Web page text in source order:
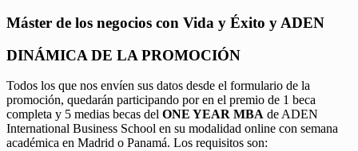
Máster de los negocios con Vida y Éxito y ADEN
DINÁMICA DE LA PROMOCIÓN
Todos los que nos envíen sus datos desde el formulario de la
promoción, quedarán participando por en el premio de 1 beca
completa y 5 medias becas del ONE YEAR MBA de ADEN
International Business School en su modalidad online con semana
académica en Madrid o Panamá. Los requisitos son: